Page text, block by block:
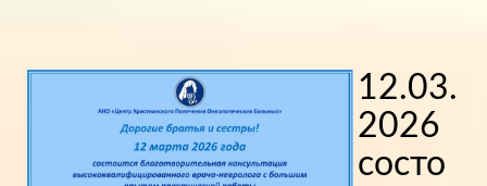
12.03.
2026
состо